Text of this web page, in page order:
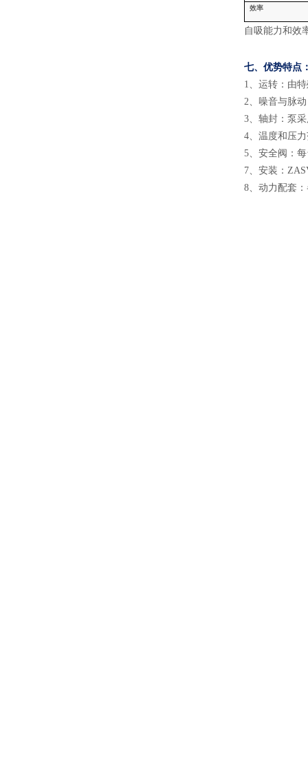
效率
自吸能力和效
七、 优势特点
1、 运转 ： 由
2、 噪音与脉动
3、 轴封 ： 泵
4、 温度和压
5、 安全阀 ：
7、 安装 ：
8、 动力配套 ：